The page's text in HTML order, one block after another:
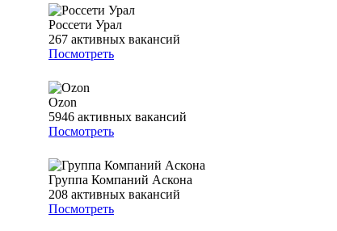
Россети Урал
267 активных вакансий
Посмотреть
Ozon
5946 активных вакансий
Посмотреть
Группа Компаний Аскона
208 активных вакансий
Посмотреть